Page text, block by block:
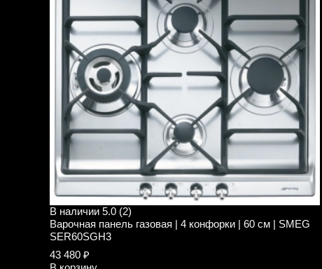
В наличии 5.0 (2)
Варочная панель газовая | 4 конфорки | 60 см | SMEG
SER60SGH3
43 480 ₽